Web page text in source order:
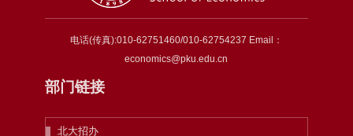
电话(传真):010-62751460/010-62754237 Email：
economics@pku.edu.cn
部门链接
北大招办